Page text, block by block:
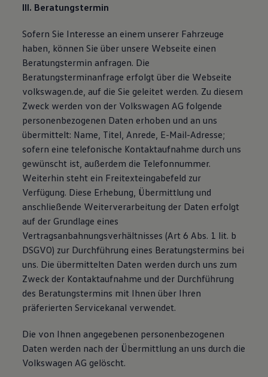
III. Beratungstermin
Sofern Sie Interesse an einem unserer Fahrzeuge
haben, können Sie über unsere Webseite einen
Beratungstermin anfragen. Die
Beratungsterminanfrage erfolgt über die Webseite
volkswagen.de, auf die Sie geleitet werden. Zu diesem
Zweck werden von der Volkswagen AG folgende
personenbezogenen Daten erhoben und an uns
übermittelt: Name, Titel, Anrede, E-Mail-Adresse;
sofern eine telefonische Kontaktaufnahme durch uns
gewünscht ist, außerdem die Telefonnummer.
Weiterhin steht ein Freitexteingabefeld zur
Verfügung. Diese Erhebung, Übermittlung und
anschließende Weiterverarbeitung der Daten erfolgt
auf der Grundlage eines
Vertragsanbahnungsverhältnisses (Art 6 Abs. 1 lit. b
DSGVO) zur Durchführung eines Beratungstermins bei
uns. Die übermittelten Daten werden durch uns zum
Zweck der Kontaktaufnahme und der Durchführung
des Beratungstermins mit Ihnen über Ihren
präferierten Servicekanal verwendet.
Die von Ihnen angegebenen personenbezogenen
Daten werden nach der Übermittlung an uns durch die
Volkswagen AG gelöscht.